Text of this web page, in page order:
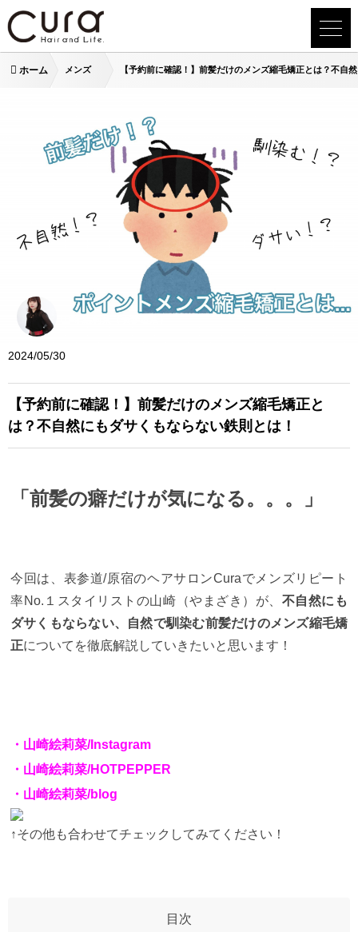
ホーム メンズ 【予約前に確認！】前髪だけのメンズ縮毛矯正とは？不自
2024/05/30
【予約前に確認！】前髪だけのメンズ縮毛矯正と
は？不自然にもダサくもならない鉄則とは！
「前髪の癖だけが気になる。。。」
今回は、表参道/原宿のヘアサロンCuraでメンズリピート
率No.１スタイリストの山崎（やまざき）が、 不自然にも
ダサくもならない、自然で馴染む前髪だけのメンズ縮毛矯
正についてを徹底解説していきたいと思います！
・山崎絵莉菜/Instagram
・山崎絵莉菜/HOTPEPPER
・山崎絵莉菜/blog
↑その他も合わせてチェックしてみてください！